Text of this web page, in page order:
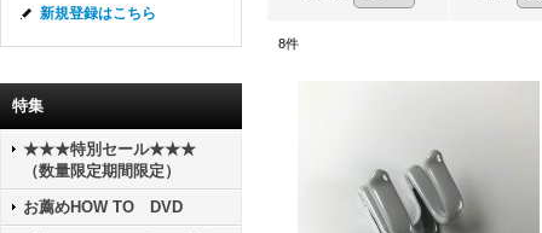
新規登録はこちら
特集
★★★特別セール★★★
（数量限定期間限定）
お薦めHOW TO DVD
8件